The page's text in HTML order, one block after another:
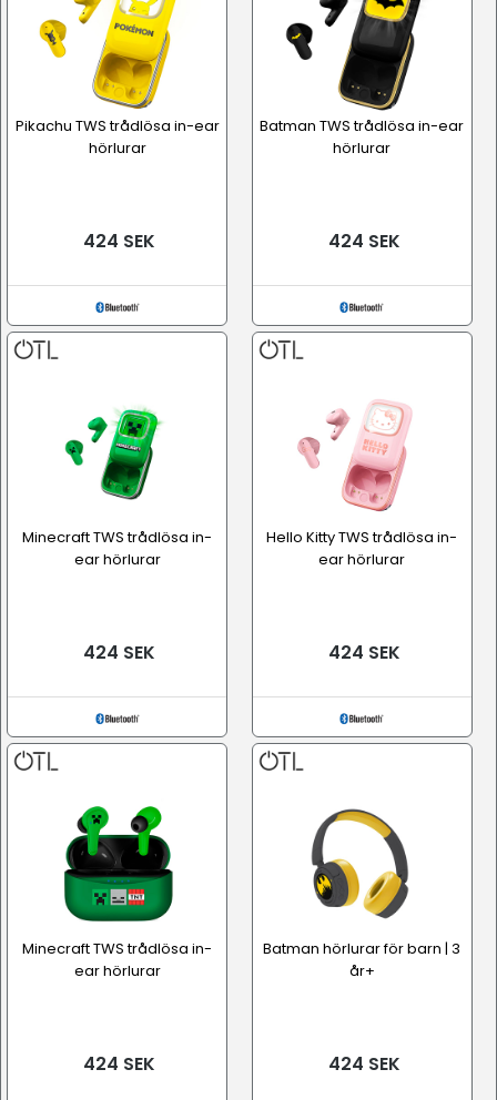
Pikachu TWS trådlösa in-ear
hörlurar
424 SEK
Batman TWS trådlösa in-ear
hörlurar
424 SEK
Minecraft TWS trådlösa in-
ear hörlurar
424 SEK
Hello Kitty TWS trådlösa in-
ear hörlurar
424 SEK
Minecraft TWS trådlösa in-
ear hörlurar
424 SEK
Batman hörlurar för barn | 3
år+
424 SEK